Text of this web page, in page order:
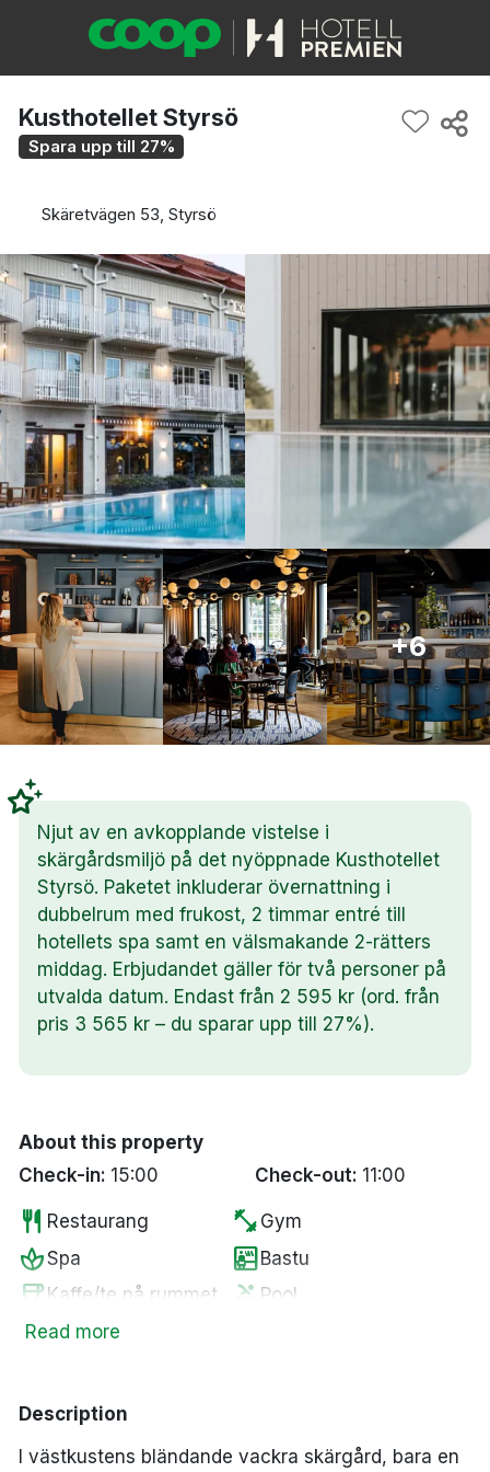
Kusthotellet Styrsö
Spara upp till 27%
Skäretvägen 53, Styrsö
+6
Njut av en avkopplande vistelse i
skärgårdsmiljö på det nyöppnade Kusthotellet
Styrsö. Paketet inkluderar övernattning i
dubbelrum med frukost, 2 timmar entré till
hotellets spa samt en välsmakande 2-rätters
middag. Erbjudandet gäller för två personer på
utvalda datum. Endast från 2 595 kr (ord. från
pris 3 565 kr – du sparar upp till 27%).
About this property
Check-in: 15:00 Check-out: 11:00
restaurant Restaurang fitness_center Gym
spaSpa saunaBastu
coffeeKaffe/te på rummet pool Pool
business_centerBusiness Center
wifiFritt WiFi
local_bar
Read more
Description
I västkustens bländande vackra skärgård, bara en